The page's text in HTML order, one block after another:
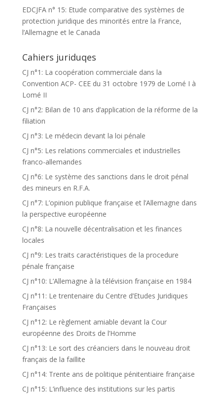
EDCJFA n° 15: Etude comparative des systèmes de
protection juridique des minorités entre la France,
l’Allemagne et le Canada
Cahiers juriduqes
CJ n°1: La coopération commerciale dans la
Convention ACP- CEE du 31 octobre 1979 de Lomé I à
Lomé II
CJ n°2: Bilan de 10 ans d’application de la réforme de la
filiation
CJ n°3: Le médecin devant la loi pénale
CJ n°5: Les relations commerciales et industrielles
franco-allemandes
CJ n°6: Le système des sanctions dans le droit pénal
des mineurs en R.F.A.
CJ n°7: L’opinion publique française et l’Allemagne dans
la perspective européenne
CJ n°8: La nouvelle décentralisation et les finances
locales
CJ n°9: Les traits caractéristiques de la procedure
pénale française
CJ n°10: L’Allemagne à la télévision française en 1984
CJ n°11: Le trentenaire du Centre d’Etudes Juridiques
Françaises
CJ n°12: Le règlement amiable devant la Cour
européenne des Droits de l’Homme
CJ n°13: Le sort des créanciers dans le nouveau droit
français de la faillite
CJ n°14: Trente ans de politique pénitentiaire française
CJ n°15: L’influence des institutions sur les partis